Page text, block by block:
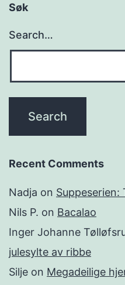
Søk
Search…
Recent Comments
Nadja on Suppeserien:
Nils P. on Bacalao
Inger Johanne
julesylte av ribbe
Silje on Megadeilige